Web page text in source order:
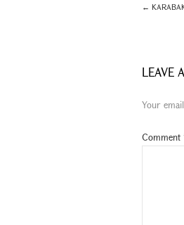
←
LEAVE
Your
Comment